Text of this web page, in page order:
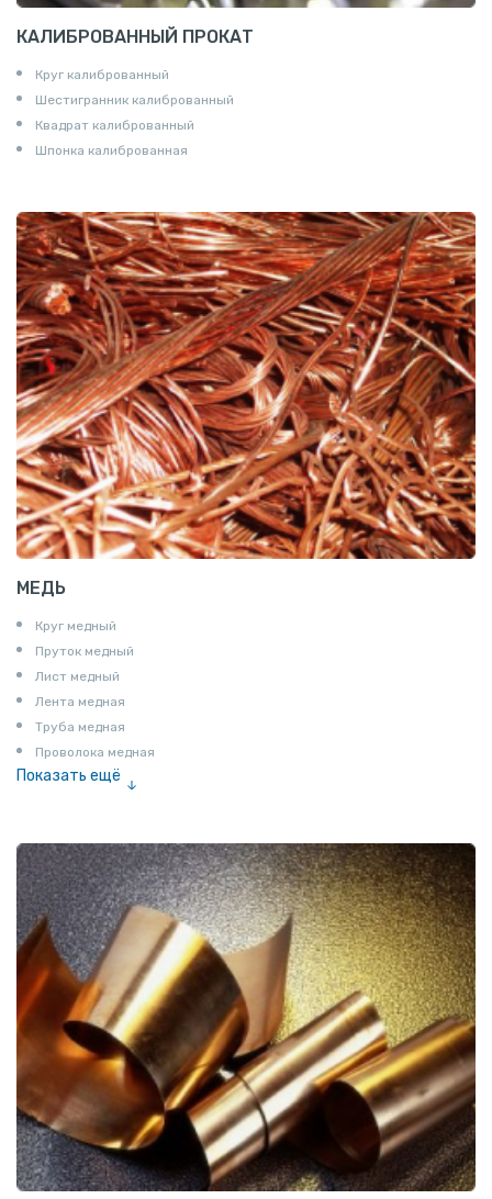
КАЛИБРОВАННЫЙ ПРОКАТ
Круг калиброванный
Шестигранник калиброванный
Квадрат калиброванный
Шпонка калиброванная
МЕДЬ
Круг медный
Пруток медный
Лист медный
Лента медная
Труба медная
Проволока медная
Показать ещё